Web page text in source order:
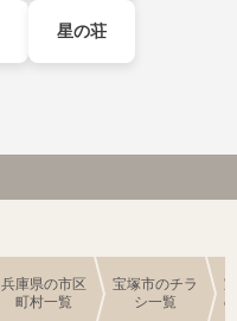
星の荘
兵庫県の市区
町村一覧
宝塚市のチラ
シ一覧